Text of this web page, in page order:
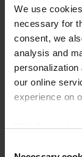
We use
necessary for
consent, we
analysis and
our online
experience on
With the
Technologie
echten
Integration
Ist das Gas
eingestellt?
nehmen“, gibt